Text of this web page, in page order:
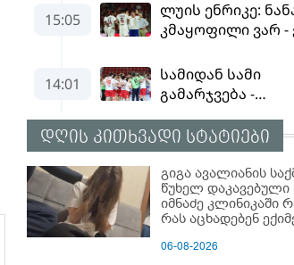
დღის კითხვადი სტატიები
გიგა ავალიანის
წუხელ დაკავებული
იმნაძე კლინიკაში
რას აცხადებენ
06-08-2026